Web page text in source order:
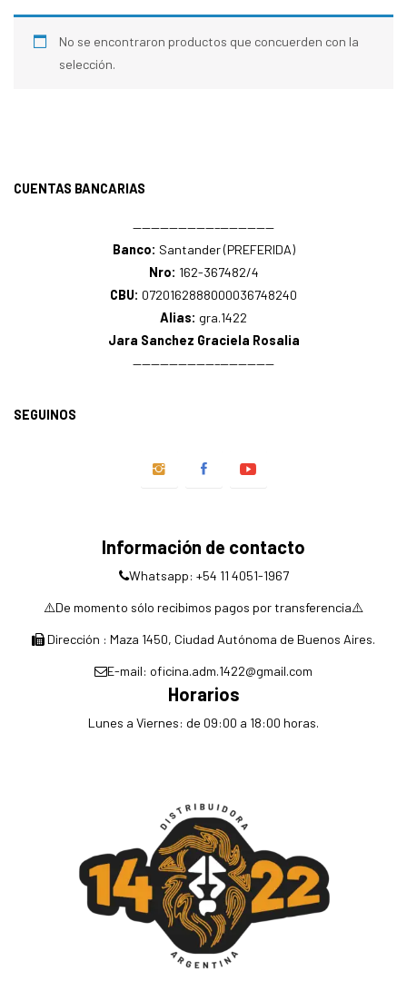
VIDEOS
No se encontraron productos que concuerden con la
selección.
CUENTAS BANCARIAS
—————————–——————
Banco: Santander (PREFERIDA)
Nro: 162-367482/4
CBU: 0720162888000036748240
Alias: gra.1422
Jara Sanchez Graciela Rosalia
—————————–——————
SEGUINOS
Información de contacto
Whatsapp: +54 11 4051-1967
⚠️De momento sólo recibimos pagos por transferencia⚠️
Dirección : Maza 1450, Ciudad Autónoma de Buenos Aires.
E-mail: oficina.adm.1422@gmail.com
Horarios
Lunes a Viernes: de 09:00 a 18:00 horas.